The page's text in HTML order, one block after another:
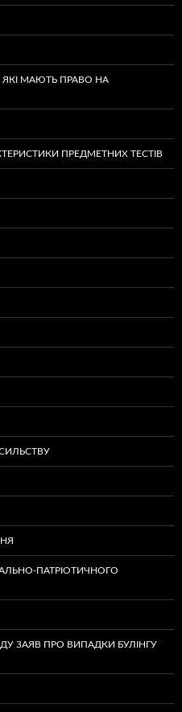
ЯКІ МАЮТЬ ПРАВО НА
ПРЕДМЕТНИХ ТЕСТІВ
ПАТРІОТИЧНОГО
ЗАЯВ ПРО ВИПАДКИ БУЛІНГУ